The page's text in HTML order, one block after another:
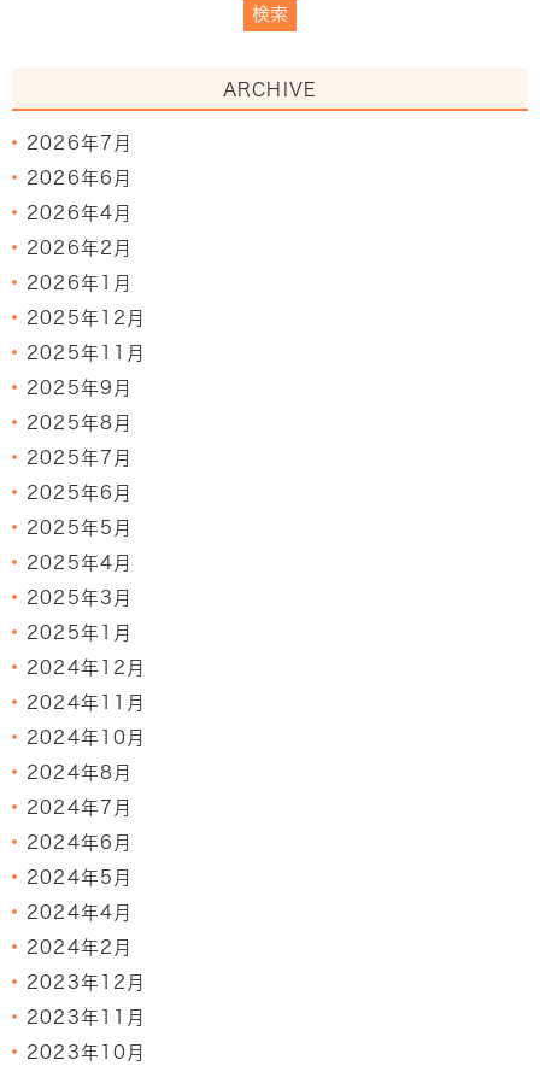
ARCHIVE
2026年7月
2026年6月
2026年4月
2026年2月
2026年1月
2025年12月
2025年11月
2025年9月
2025年8月
2025年7月
2025年6月
2025年5月
2025年4月
2025年3月
2025年1月
2024年12月
2024年11月
2024年10月
2024年8月
2024年7月
2024年6月
2024年5月
2024年4月
2024年2月
2023年12月
2023年11月
2023年10月